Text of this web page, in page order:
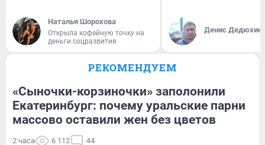
Наталья Шорохова
Открыла кофейную точку на
деньги соцразвития
Денис Дедюхин
РЕКОМЕНДУЕМ
«Сыночки-корзиночки» заполонили
Екатеринбург: почему уральские парни
массово оставили жен без цветов
2 часа 6 112 44